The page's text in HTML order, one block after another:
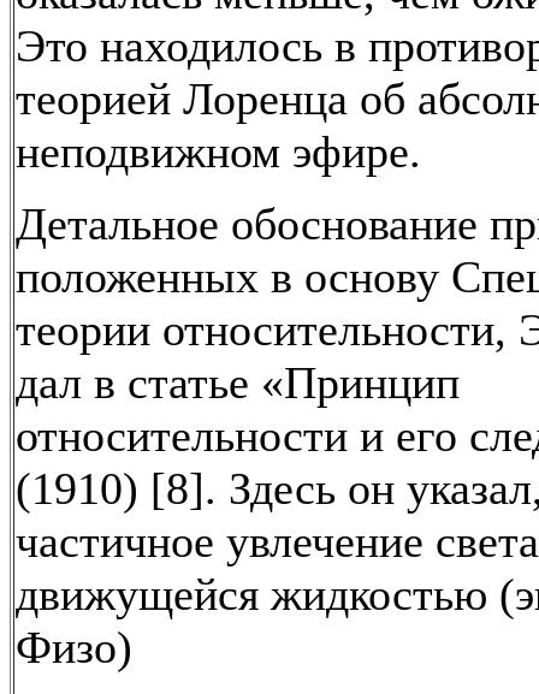
Это находилось в
теорией Лоренца об
неподвижном эфире.
Детальное обоснование
положенных в основу
теории относительности,
дал в статье «Принцип
относительности и его
(1910) [8]. Здесь он
частичное увлечение света
движущейся жидкостью
Физо)